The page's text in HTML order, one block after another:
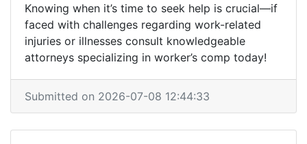
Knowing when it’s time to seek help is crucial—if
faced with challenges regarding work-related
injuries or illnesses consult knowledgeable
attorneys specializing in worker’s comp today!
Submitted on 2026-07-08 12:44:33